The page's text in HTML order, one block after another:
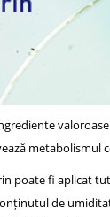
metabolismul
poate fi aplicat
de